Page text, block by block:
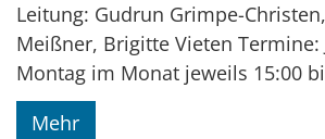
Leitung: Gudrun Grimpe-
Meißner, Brigitte Vieten Termine:
Montag im Monat jeweils 15:00
Mehr